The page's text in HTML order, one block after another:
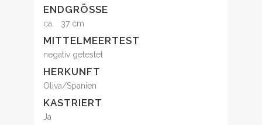
ENDGRÖSSE
ca. 37 cm
MITTELMEERTEST
negativ getestet
HERKUNFT
Oliva/Spanien
KASTRIERT
Ja